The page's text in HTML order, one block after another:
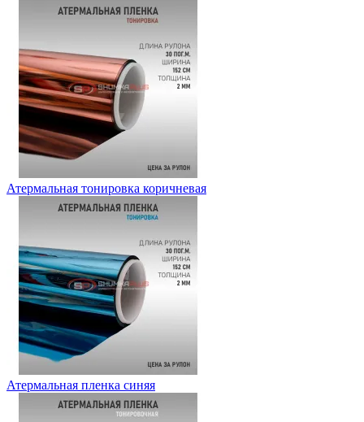
Атермальная тонировка коричневая
Атермальная пленка синяя